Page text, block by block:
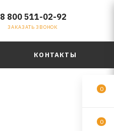
8 800 511-02-92
ЗАКАЗАТЬ ЗВОНОК
КОНТАКТЫ
0
0